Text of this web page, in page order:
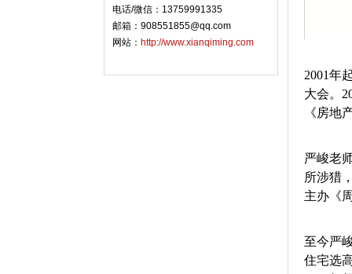
电话/微信：13759991335
邮箱：908551855@qq.com
网站： http://www.xianqiming.com
2001年
大会。
《房地
严峻老
所涉猎
主办《
至今严
住宅选